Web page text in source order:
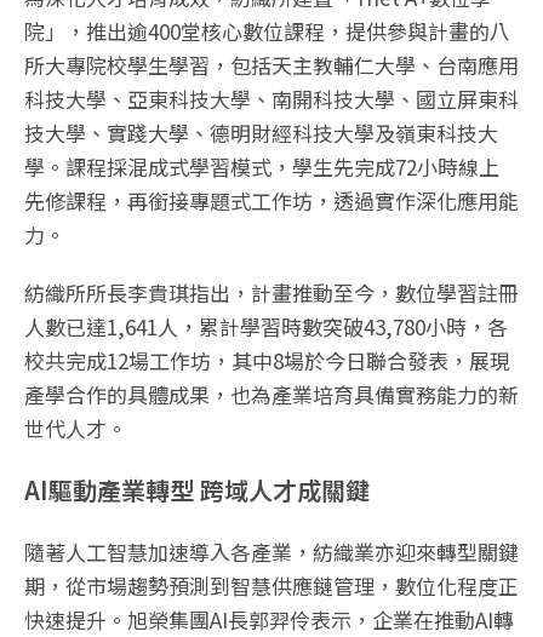
院」，推出逾400堂核心數位課程，提供參與計畫的八
所大專院校學生學習，包括天主教輔仁大學、台南應用
科技大學、亞東科技大學、南開科技大學、國立屏東科
技大學、實踐大學、德明財經科技大學及嶺東科技大
學。課程採混成式學習模式，學生先完成72小時線上
先修課程，再銜接專題式工作坊，透過實作深化應用能
力。
紡織所所長李貴琪指出，計畫推動至今，數位學習註冊
人數已達1,641人，累計學習時數突破43,780小時，各
校共完成12場工作坊，其中8場於今日聯合發表，展現
產學合作的具體成果，也為產業培育具備實務能力的新
世代人才。
AI驅動產業轉型 跨域人才成關鍵
隨著人工智慧加速導入各產業，紡織業亦迎來轉型關鍵
期，從市場趨勢預測到智慧供應鏈管理，數位化程度正
快速提升。旭榮集團AI長郭羿伶表示，企業在推動AI轉